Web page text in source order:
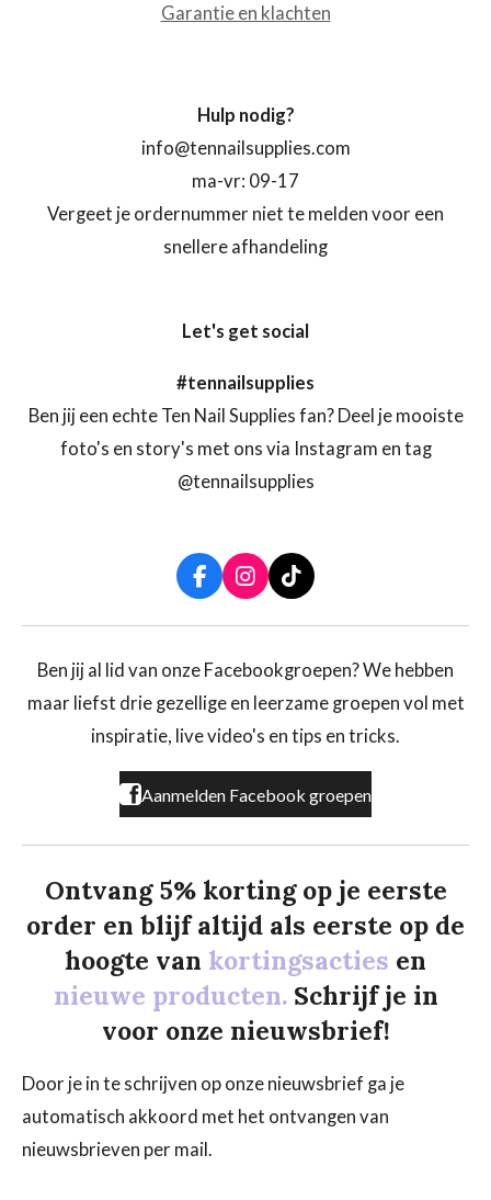
Garantie en klachten
Hulp nodig?
info@tennailsupplies.com
ma-vr: 09-17
Vergeet je ordernummer niet te melden voor een
snellere afhandeling
Let's get social
#tennailsupplies
Ben jij een echte Ten Nail Supplies fan? Deel je mooiste
foto's en story's met ons via Instagram en tag
@tennailsupplies
F
a
c
b
o
k
I
n
s
a
r
a
T
i
k
o
Ben jij al lid van onze Facebookgroepen? We hebben
maar liefst drie gezellige en leerzame groepen vol met
inspiratie, live video's en tips en tricks.
Aanmelden Facebook groepen
Ontvang 5% korting op je eerste
order en blijf altijd als eerste op de
hoogte van kortingsacties en
nieuwe producten. Schrijf je in
voor onze nieuwsbrief!
Door je in te schrijven op onze nieuwsbrief ga je
automatisch akkoord met het ontvangen van
nieuwsbrieven per mail.